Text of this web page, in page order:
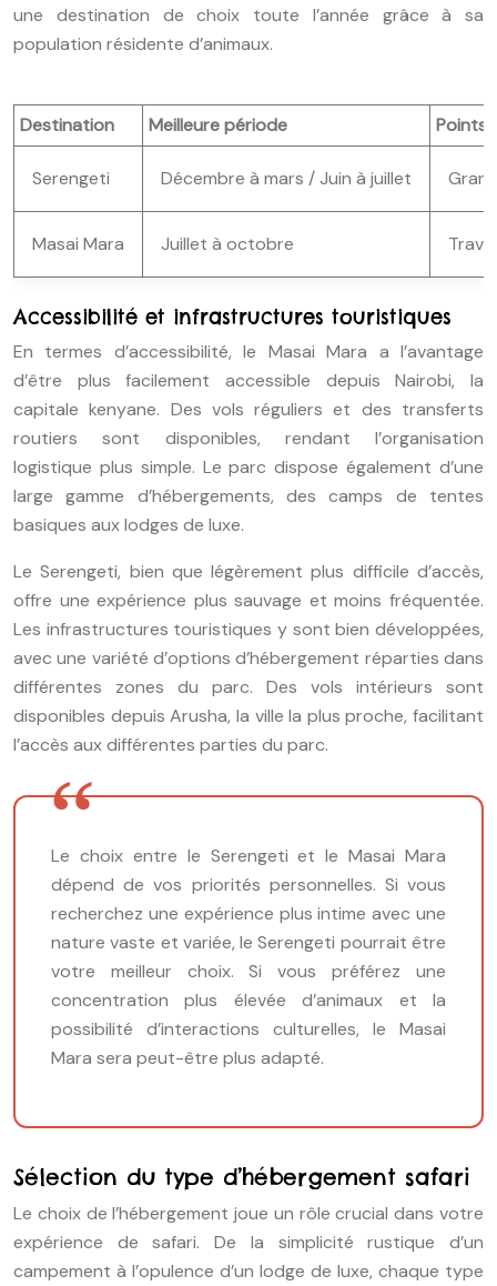
une destination de choix toute l’année grâce à sa
population résidente d’animaux.
Destination Meilleure période Points
Serengeti Décembre à mars / Juin à juillet
Masai Mara Juillet à octobre
Accessibilité et infrastructures touristiques
En termes d’accessibilité, le Masai Mara a l’avantage
d’être plus facilement accessible depuis Nairobi, la
capitale kenyane. Des vols réguliers et des transferts
routiers sont disponibles, rendant l’organisation
logistique plus simple. Le parc dispose également d’une
large gamme d’hébergements, des camps de tentes
basiques aux lodges de luxe.
Le Serengeti, bien que légèrement plus difficile d’accès,
offre une expérience plus sauvage et moins fréquentée.
Les infrastructures touristiques y sont bien développées,
avec une variété d’options d’hébergement réparties dans
différentes zones du parc. Des vols intérieurs sont
disponibles depuis Arusha, la ville la plus proche, facilitant
l’accès aux différentes parties du parc.
Le choix entre le Serengeti et le Masai Mara
dépend de vos priorités personnelles. Si vous
recherchez une expérience plus intime avec une
nature vaste et variée, le Serengeti pourrait être
votre meilleur choix. Si vous préférez une
concentration plus élevée d’animaux et la
possibilité d’interactions culturelles, le Masai
Mara sera peut-être plus adapté.
Sélection du type d’hébergement safari
Le choix de l’hébergement joue un rôle crucial dans votre
expérience de safari. De la simplicité rustique d’un
campement à l’opulence d’un lodge de luxe, chaque type